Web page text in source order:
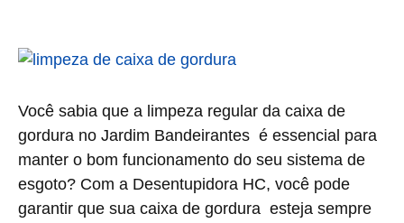
Você sabia que a limpeza regular da caixa de
gordura no Jardim Bandeirantes é essencial para
manter o bom funcionamento do seu sistema de
esgoto? Com a Desentupidora HC, você pode
garantir que sua caixa de gordura esteja sempre